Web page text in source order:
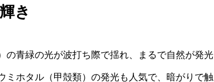
き
青緑の光が波打ち際で揺れ、まるで自然が発光
ミホタル（甲殻類）の発光も人気で、暗がりで触